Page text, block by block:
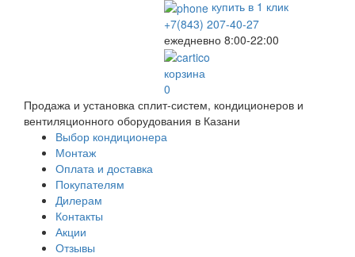
купить в 1 клик
+7(843) 207-40-27
ежедневно 8:00-22:00
корзина
0
Продажа и установка сплит-систем, кондиционеров и
вентиляционного оборудования в Казани
Выбор кондиционера
Монтаж
Оплата и доставка
Покупателям
Дилерам
Контакты
Акции
Отзывы